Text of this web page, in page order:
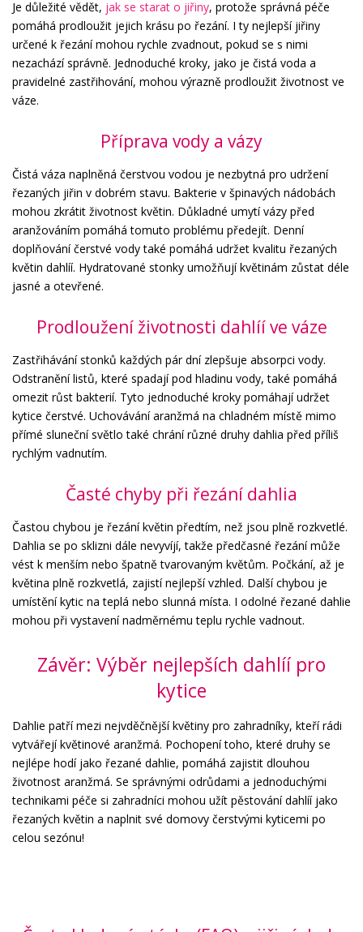
Je důležité vědět, jak se starat o jiřiny, protože správná péče
pomáhá prodloužit jejich krásu po řezání. I ty nejlepší jiřiny
určené k řezání mohou rychle zvadnout, pokud se s nimi
nezachází správně. Jednoduché kroky, jako je čistá voda a
pravidelné zastřihování, mohou výrazně prodloužit životnost ve
váze.
Příprava vody a vázy
Čistá váza naplněná čerstvou vodou je nezbytná pro udržení
řezaných jiřin v dobrém stavu. Bakterie v špinavých nádobách
mohou zkrátit životnost květin. Důkladné umytí vázy před
aranžováním pomáhá tomuto problému předejít. Denní
doplňování čerstvé vody také pomáhá udržet kvalitu řezaných
květin dahlíí. Hydratované stonky umožňují květinám zůstat déle
jasné a otevřené.
Prodloužení životnosti dahlíí ve váze
Zastřihávání stonků každých pár dní zlepšuje absorpci vody.
Odstranění listů, které spadají pod hladinu vody, také pomáhá
omezit růst bakterií. Tyto jednoduché kroky pomáhají udržet
kytice čerstvé. Uchovávání aranžmá na chladném místě mimo
přímé sluneční světlo také chrání různé druhy dahlia před příliš
rychlým vadnutím.
Časté chyby při řezání dahlia
Častou chybou je řezání květin předtím, než jsou plně rozkvetlé.
Dahlia se po sklizni dále nevyvíjí, takže předčasné řezání může
vést k menším nebo špatně tvarovaným květům. Počkání, až je
květina plně rozkvetlá, zajistí nejlepší vzhled. Další chybou je
umístění kytic na teplá nebo slunná místa. I odolné řezané dahlie
mohou při vystavení nadměrnému teplu rychle vadnout.
Závěr: Výběr nejlepších dahlíí pro
kytice
Dahlie patří mezi nejvděčnější květiny pro zahradníky, kteří rádi
vytvářejí květinové aranžmá. Pochopení toho, které druhy se
nejlépe hodí jako řezané dahlie, pomáhá zajistit dlouhou
životnost aranžmá. Se správnými odrůdami a jednoduchými
technikami péče si zahradníci mohou užít pěstování dahlíí jako
řezaných květin a naplnit své domovy čerstvými kyticemi po
celou sezónu!